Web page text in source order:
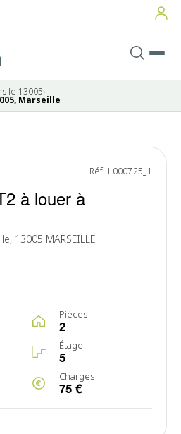
le 13005›
Marseille
Réf. L000725_1
à louer à
13005 MARSEILLE
Pièces
2
Étage
5
Charges
75 €